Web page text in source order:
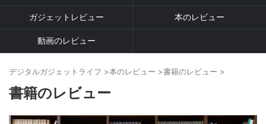
ガジェットレビュー 本のレビュー
動画のレビュー
デジタルガジェットライフ >本のレビュー >書籍のレビュー >
書籍のレビュー